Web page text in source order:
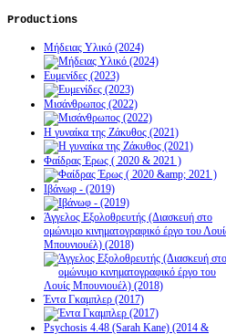
Productions
Μήδειας Υλικό (2024)
Ευμενίδες (2023)
Μισάνθρωπος (2022)
Η γυναίκα της Ζάκυθος (2021)
Φαίδρας Έρως ( 2020 & 2021 )
Ιβάνωφ - (2019)
Άγγελος Εξολοθρευτής (Διασκευή στο
ομώνυμο κινηματογραφικό έργο του
Μπουνιουέλ) (2018)
Έντα Γκαμπλερ (2017)
Psychosis 4.48 (Sarah Kane) (2014 &